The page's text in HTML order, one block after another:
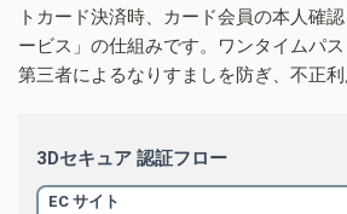
トカード決済時、カード会員の本人確
ービス」の仕組みです。ワンタイムパス
第三者によるなりすましを防ぎ、不正利
3Dセキュア 認証フロー
EC サイト